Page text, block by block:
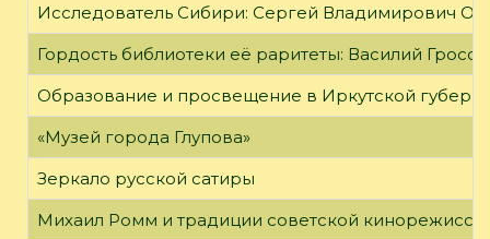
Исследователь Сибири: Сергей Владимирович
Гордость библиотеки её раритеты: Василий
Образование и просвещение в Иркутской
«Музей города Глупова»
Зеркало русской сатиры
Михаил Ромм и традиции советской